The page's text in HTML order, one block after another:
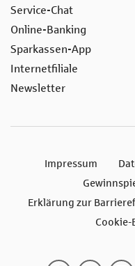
Service-Chat
Online-Banking
Sparkassen-App
Internetfiliale
Newsletter
Impressum
Erklärung zur
Cookie-